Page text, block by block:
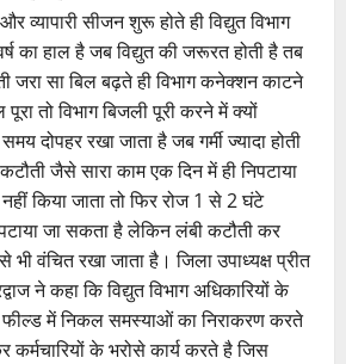
व्यापारी सीजन शुरू होते ही विद्युत विभाग
का हाल है जब विद्युत की जरूरत होती है तब
जरा सा बिल बढ़ते ही विभाग कनेक्शन काटने
तो विभाग बिजली पूरी करने में क्यों
दोपहर रखा जाता है जब गर्मी ज्यादा होती
जैसे सारा काम एक दिन में ही निपटाया
किया जाता तो फिर रोज 1 से 2 घंटे
जा सकता है लेकिन लंबी कटौती कर
भी वंचित रखा जाता है। जिला उपाध्यक्ष प्रीत
ने कहा कि विद्युत विभाग अधिकारियों के
फील्ड में निकल समस्याओं का निराकरण करते
कर्मचारियों के भरोसे कार्य करते है जिस